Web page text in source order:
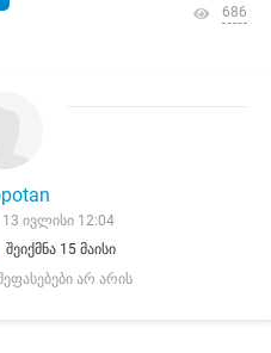
686
ივლისი 12:04
შეიქმნა 15 მაისი
არ არის